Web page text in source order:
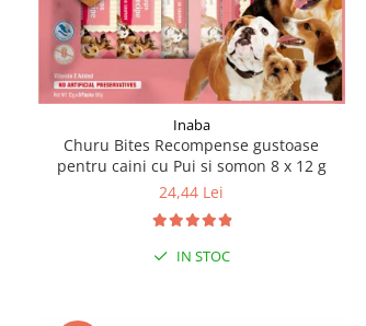
Inaba
Churu Bites Recompense gustoase
pentru caini cu Pui si somon 8 x 12 g
24,44 Lei
IN STOC